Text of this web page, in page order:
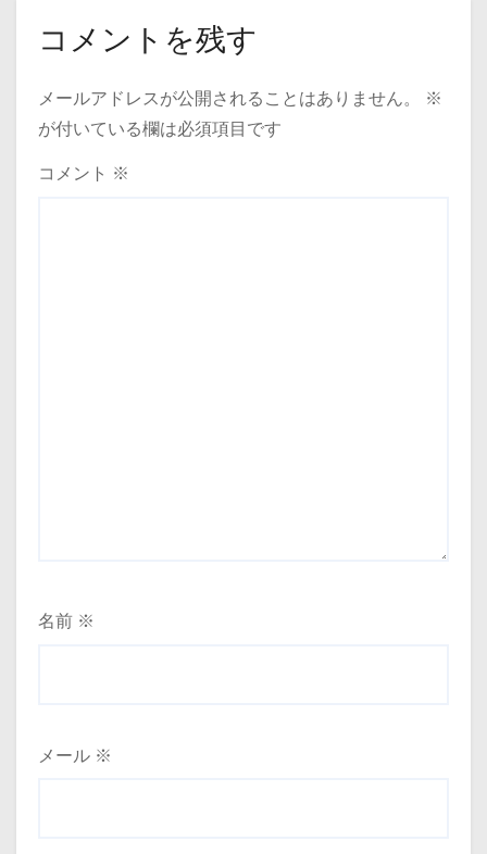
コメントを残す
メールアドレスが公開されることはありません。
※
が付いている欄は必須項目です
コメント ※
名前 ※
メール ※